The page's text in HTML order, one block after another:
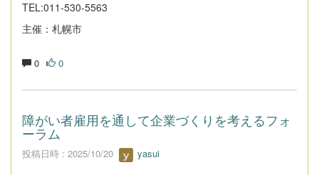
TEL:011-530-5563
主催：札幌市
0 0
障がい者雇用を通して企業づくりを考えるフォ
ーラム
投稿日時 : 2025/10/20 yasui